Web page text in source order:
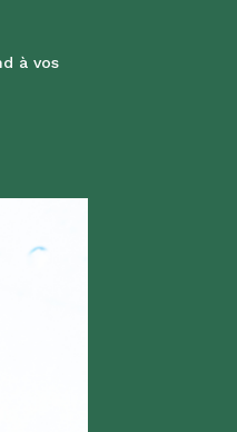
à vos